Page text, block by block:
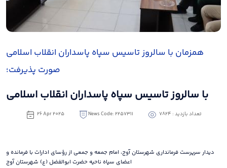
همزمان با سالروز تاسیس سپاه پاسداران انقلاب اسلامی
صورت پذیرفت؛
با سالروز تاسیس سپاه پاسداران انقلاب اسلامی
26 Apr 2025 News Code: 2257311 تعداد بازدید : 7824
دیدار سرپرست فرمانداری شهرستان آوج، امام جمعه و جمعی از رؤسای ادارات با فرمانده و
اعضای سپاه ناحیه حضرت ابوالفضل (ع) شهرستان آوج